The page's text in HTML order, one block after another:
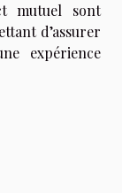
mutuel sont
d’assurer
expérience